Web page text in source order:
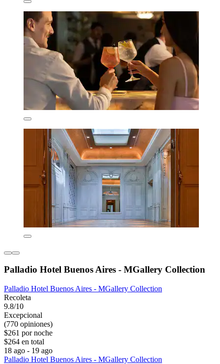
Palladio Hotel Buenos Aires - MGallery Collection
Palladio Hotel Buenos Aires - MGallery Collection
Recoleta
9.8/10
Excepcional
(770 opiniones)
$261 por noche
$264 en total
18 ago - 19 ago
Palladio Hotel Buenos Aires - MGallery Collection